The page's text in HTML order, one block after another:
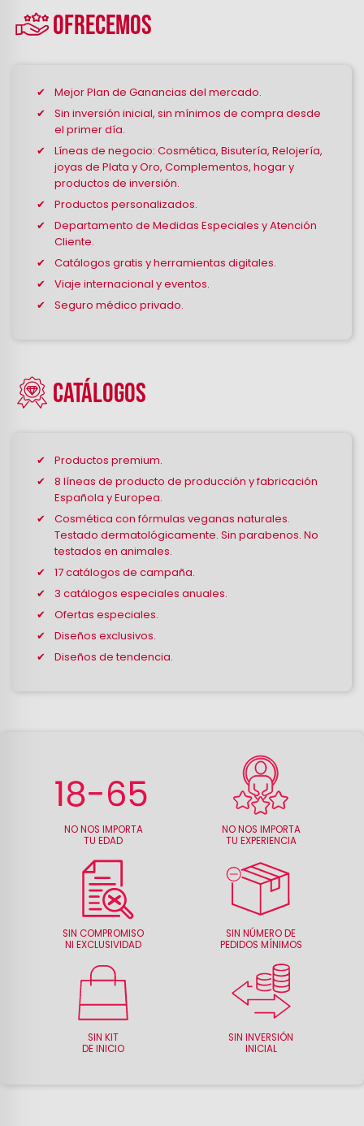
OFRECEMOS
Mejor Plan de Ganancias del mercado.
Sin inversión inicial, sin mínimos de compra desde
el primer día.
Líneas de negocio: Cosmética, Bisutería, Relojería,
joyas de Plata y Oro, Complementos, hogar y
productos de inversión.
Productos personalizados.
Departamento de Medidas Especiales y Atención
Cliente.
Catálogos gratis y herramientas digitales.
Viaje internacional y eventos.
Seguro médico privado.
CATÁLOGOS
Productos premium.
8 líneas de producto de producción y fabricación
Española y Europea.
Cosmética con fórmulas veganas naturales.
Testado dermatológicamente. Sin parabenos. No
testados en animales.
17 catálogos de campaña.
3 catálogos especiales anuales.
Ofertas especiales.
Diseños exclusivos.
Diseños de tendencia.
NO NOS IMPORTA
TU EDAD
NO NOS IMPORTA
TU EXPERIENCIA
SIN COMPROMISO
NI EXCLUSIVIDAD
SIN NÚMERO DE
PEDIDOS MÍNIMOS
SIN KIT
DE INICIO
SIN INVERSIÓN
INICIAL